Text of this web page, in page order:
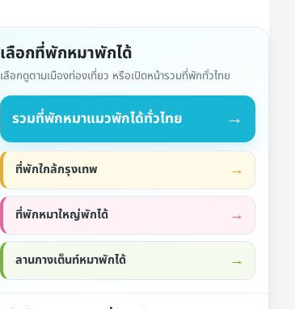
เลือกที่พักหมาพักได้
เลือกดูตามเมืองท่องเที่ยว หรือเปิดหน้ารวมที่พักทั่วไทย
รวมที่พักหมาแมวพักได้ทั่วไทย →
ที่พักใกล้กรุงเทพ
ที่พักหมาใหญ่พักได้
ลานกางเต็นท์หมาพักได้